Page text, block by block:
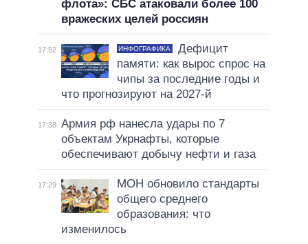
флота»: СБС атаковали более 100
вражеских целей россиян
17:52 ИНФОГРАФИКА
Дефицит
памяти: как вырос спрос на
чипы за последние годы и
что прогнозируют на 2027-й
17:38 Армия рф нанесла удары по 7
объектам Укрнафты, которые
обеспечивают добычу нефти и газа
17:29
МОН обновило стандарты
общего среднего
образования: что
изменилось